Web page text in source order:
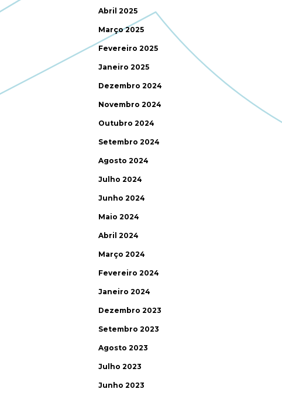
Abril 2025
Março 2025
Fevereiro 2025
Janeiro 2025
Dezembro 2024
Novembro 2024
Outubro 2024
Setembro 2024
Agosto 2024
Julho 2024
Junho 2024
Maio 2024
Abril 2024
Março 2024
Fevereiro 2024
Janeiro 2024
Dezembro 2023
Setembro 2023
Agosto 2023
Julho 2023
Junho 2023